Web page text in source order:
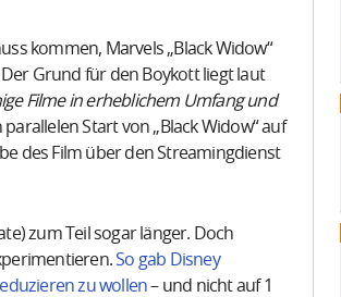
kommen, Marvels „Black Widow“
Grund für den Boykott liegt laut
Filme in erheblichem Umfang und
Start von „Black Widow“ auf
des Film über den Streamingdienst
zum Teil sogar länger. Doch
So gab Disney
zu wollen– und nicht auf 1